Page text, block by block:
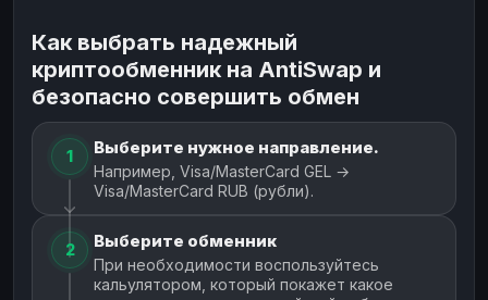
Как выбрать надежный
криптообменник на AntiSwap и
безопасно совершить обмен
1 Выберите нужное направление.
Например, Visa/MasterCard GEL →
Visa/MasterCard RUB (рубли).
2 Выберите обменник
При необходимости воспользуйтесь
кальулятором, который покажет какое